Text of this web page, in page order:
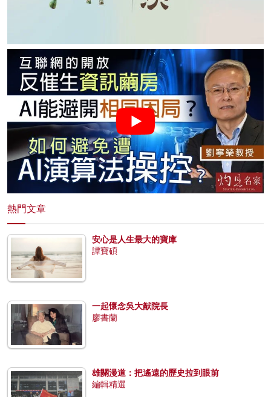
熱門文章
安心是人生最大的寶庫
譚寶碩
一起懷念吳大猷院長
廖書蘭
雄關漫道：把遙遠的歷史拉到眼前
編輯精選